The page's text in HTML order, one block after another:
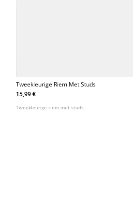
Tweekleurige Riem Met Studs
15,99 €
Tweekleurige riem met studs